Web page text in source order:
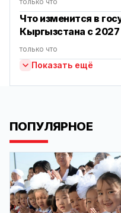
Что изменится в
Кыргызстана с
только что
Показать ещё
ПОПУЛЯРНОЕ